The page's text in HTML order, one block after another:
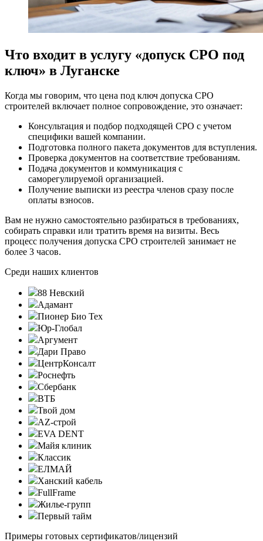
Что входит в услугу «допуск СРО под
ключ» в Луганске
Когда мы говорим, что цена под ключ допуска СРО
строителей включает полное сопровождение, это означает:
Консультация и подбор подходящей СРО с учетом
специфики вашей компании.
Подготовка полного пакета документов для вступления.
Проверка документов на соответствие требованиям.
Подача документов и коммуникация с
саморегулируемой организацией.
Получение выписки из реестра членов сразу после
оплаты взносов.
Вам не нужно самостоятельно разбираться в требованиях,
собирать справки или тратить время на визиты. Весь
процесс получения допуска СРО строителей занимает не
более 3 часов.
Среди наших клиентов
88 Невский
Адамант
Пионер Био Тех
Юр-Глобал
Аргумент
Дари Право
ЦентрКонсалт
Роснефть
Сбербанк
ВТБ
Твой дом
AZ-строй
EVA DENT
Майя клиник
Классик
ЕЛМАЙ
Ханский кабель
FullFrame
Жилье-групп
Первый тайм
Примеры готовых сертификатов/лицензий